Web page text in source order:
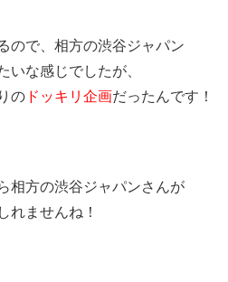
ので、相方の渋谷ジャパン
な感じでしたが、
の ドッキリ企画だったんです！
相方の渋谷ジャパンさんが
れませんね！